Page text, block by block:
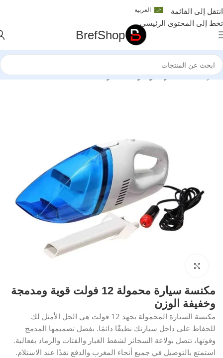
انتقل إلى القائمة
تخط إلى المحتوى الرئيسي
العربية
BrefShop
الرئيسية/ السيارات والدراجات النارية
مكنسة سيارة محمولة 12 فولت قوية ومدمجة
وخفيفة الوزن
مكنسة السيارة المحمولة بجهد 12 فولت هي الحل الأمثل لك
للحفاظ على داخل سيارتك نظيفًا دائمًا. بفضل تصميمها المدمج
وقوتها، تتصل بولاعة السجائر لشفط الغبار والفتات والرماد بفعالية.
استمتع بالتوصيل في جميع أنحاء المغرب والدفع نقدًا عند الاستلام.